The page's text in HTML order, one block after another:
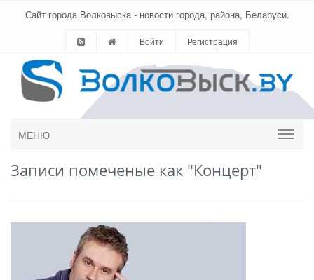
Сайт города Волковыска - новости города, района, Беларуси.
Войти Регистрация
МЕНЮ
Записи помеченые как "Концерт"